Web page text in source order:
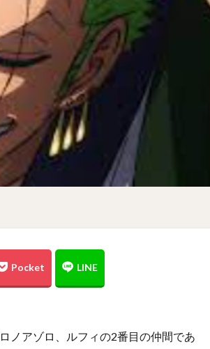
ノアゾロ、ルフィの2番目の仲間であ